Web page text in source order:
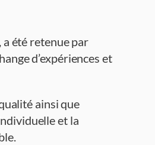
a été retenue par
d’expériences et
ainsi que
et la